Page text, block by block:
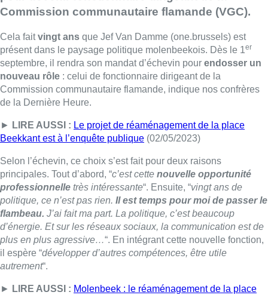
Commission communautaire flamande (VGC).
Cela faitvingt ans que Jef Van Damme (one.brussels) est
présent dans le paysage politique molenbeekois. Dès le 1er
septembre, il rendra son mandat d’échevin pour endosser un
nouveau rôle : celui de fonctionnaire dirigeant de la
Commission communautaire flamande, indique nos confrères
de la Dernière Heure.
► LIRE AUSSI : Le projet de réaménagement de la place
Beekkant est à l’enquête publique (02/05/2023)
Selon l’échevin, ce choix s’est fait pour deux raisons
principales. Tout d’abord, “c’est cette nouvelle opportunité
professionnelle très intéressante“. Ensuite, “vingt ans de
politique, ce n’est pas rien. Il est temps pour moi de passer le
flambeau. J’ai fait ma part. La politique, c’est beaucoup
d’énergie. Et sur les réseaux sociaux, la communication est de
plus en plus agressive…“. En intégrant cette nouvelle fonction,
il espère “développer d’autres compétences, être utile
autrement“.
► LIRE AUSSI : Molenbeek : le réaménagement de la place